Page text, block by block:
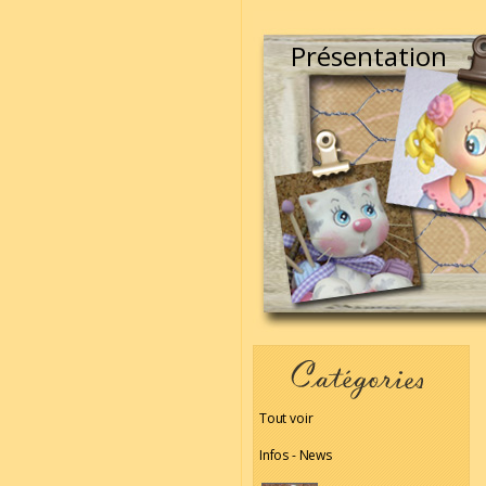
Présentation
Tout voir
Infos - News